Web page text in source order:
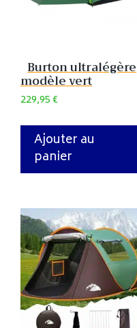
Burton ultralégère
modèle vert
229,95€
Ajouter au
panier